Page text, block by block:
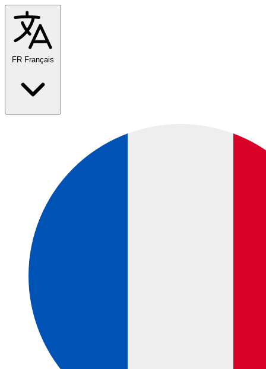
FR Français